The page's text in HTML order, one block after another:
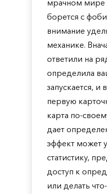
мрачном мире
борется с
внимание
механике.
ответили на
определила
запускается, и
первую
карта по-
дает
эффект может
статистику,
доступ к
или делать